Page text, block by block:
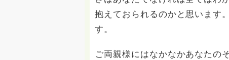
抱えておられるのかと思います
す。
ご両親様にはなかなかあなたの